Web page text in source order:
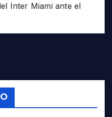
Inter Miami ante el